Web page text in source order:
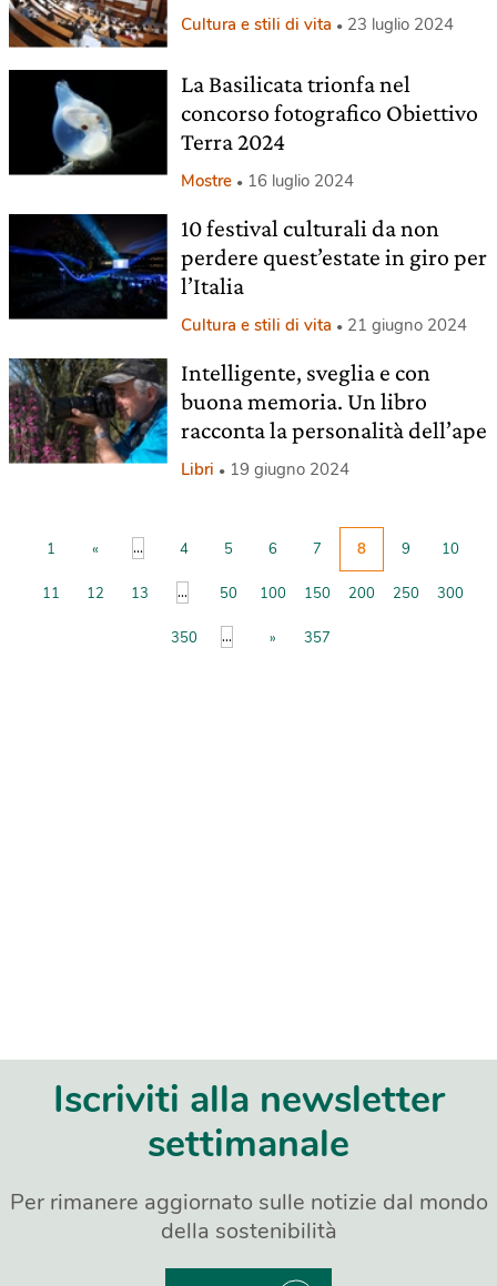
Cultura e stili di vita 23 luglio 2024
La Basilicata trionfa nel
concorso fotografico Obiettivo
Terra 2024
Mostre 16 luglio 2024
10 festival culturali da non
perdere quest’estate in giro per
l’Italia
Cultura e stili di vita 21 giugno 2024
Intelligente, sveglia e con
buona memoria. Un libro
racconta la personalità dell’ape
Libri 19 giugno 2024
1 « ... 4 5 6 7 8 9 10
11 12 13 ... 50 100 150 200 250 300
350 ... » 357
Iscriviti alla newsletter
settimanale
Per rimanere aggiornato sulle notizie dal mondo
della sostenibilità